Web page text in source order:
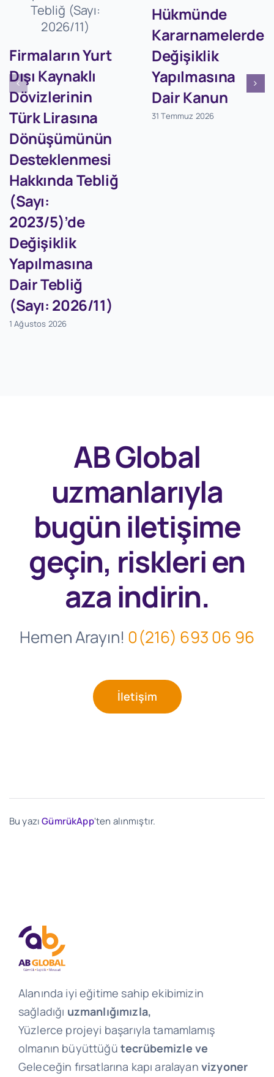
Firmaların Yurt
Dışı Kaynaklı
Dövizlerinin
Türk Lirasına
Dönüşümünün
Desteklenmesi
Hakkında Tebliğ
(Sayı:
2023/5)’de
Değişiklik
Yapılmasına
Dair Tebliğ
(Sayı: 2026/11)
1 Ağustos 2026
Hükmünde
Kararnamelerde
Değişiklik
Yapılmasına
Dair Kanun
31 Temmuz 2026
AB Global
uzmanlarıyla
bugüniletişime
geçin, riskleri en
aza indirin.
Hemen Arayın! 0(216) 693 06 96
İletişim
Bu yazıGümrükApp'ten alınmıştır.
Alanında iyi eğitime sahip ekibimizin
sağladığı uzmanlığımızla,
Yüzlerce projeyi başarıyla tamamlamış
olmanın büyüttüğü tecrübemizle ve
Geleceğin fırsatlarına kapı aralayan vizyoner